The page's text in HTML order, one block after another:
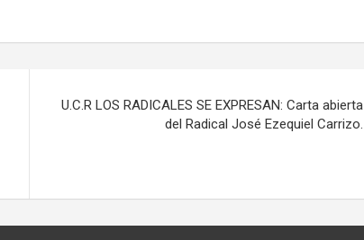
U.C.R LOS RADICALES SE EXPRESAN: Carta abierta
del Radical José Ezequiel Carrizo.